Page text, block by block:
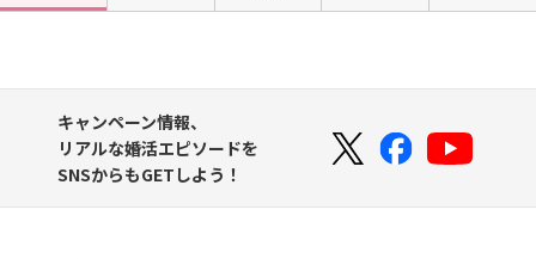
キャンペーン情報、
リアルな婚活エピソードを
SNSからもGETしよう！